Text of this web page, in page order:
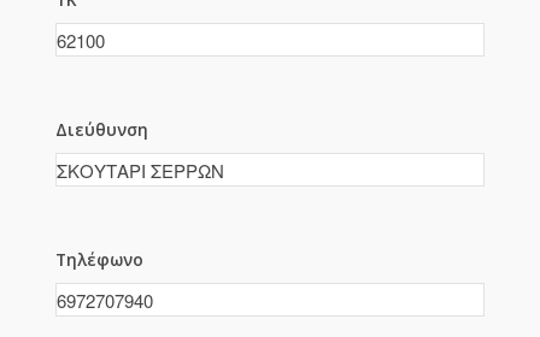
Διεύθυνση
Τηλέφωνο